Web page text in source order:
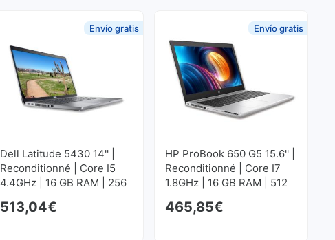
Dell Latitude 5430 14'' |
Reconditionné | Core I5
4.4GHz | 16 GB RAM | 256
513,04€
Envío gratis
HP ProBook 650 G5 15.6'' |
Reconditionné | Core I7
1.8GHz | 16 GB RAM | 512
465,85€
Envío gratis